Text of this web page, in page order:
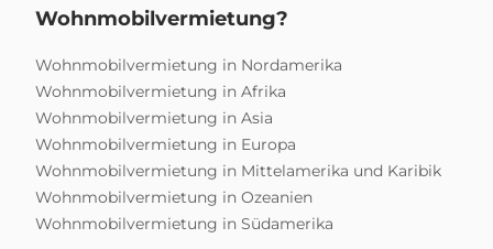
Wohnmobilvermietung?
Wohnmobilvermietung in Nordamerika
Wohnmobilvermietung in Afrika
Wohnmobilvermietung in Asia
Wohnmobilvermietung in Europa
Wohnmobilvermietung in Mittelamerika und Karibik
Wohnmobilvermietung in Ozeanien
Wohnmobilvermietung in Südamerika